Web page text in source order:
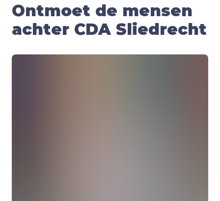
Ontmoet de mensen
achter CDA Sliedrecht